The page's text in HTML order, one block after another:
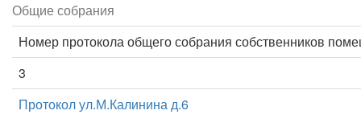
Общие собрания
Номер протокола общего собрания собственников
3
Протокол ул.М.Калинина д.6